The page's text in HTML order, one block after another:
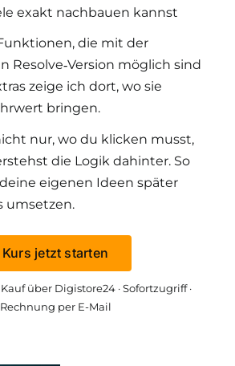
exakt nachbauen kannst
die mit der
Resolve‑Version möglich sind
zeige ich dort, wo sie
bringen.
nur, wo du klicken musst,
die Logik dahinter. So
eigenen Ideen später
umsetzen.
Kurs jetzt starten
über Digistore24 · Sofortzugriff ·
Rechnung per E-Mail